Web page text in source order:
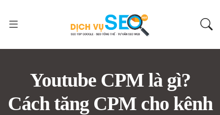
Youtube CPM là gì?
Cách tăng CPM cho kênh